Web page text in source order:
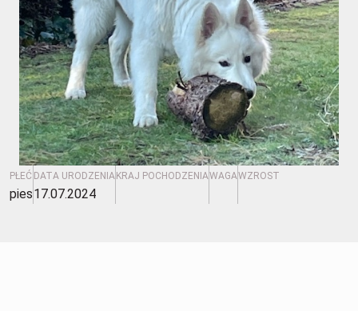
PŁEĆ
pies
DATA URODZENIA
17.07.2024
KRAJ POCHODZENIAWAGAWZROST